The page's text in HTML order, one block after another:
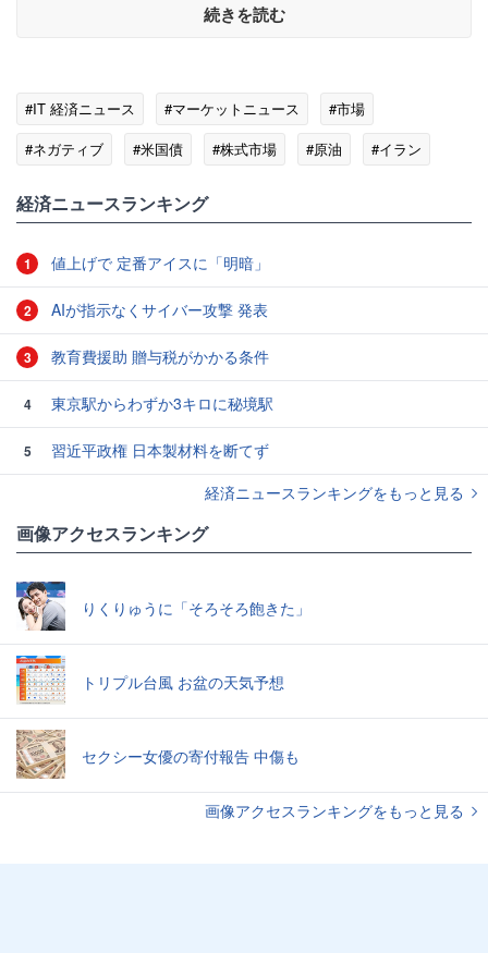
続きを読む
#IT 経済ニュース #マーケットニュース
#市場
#ネガティブ
#米国債 #株式市場 #原油
#イラン
経済ニュースランキング
1 値上げで 定番アイスに「明暗」
2 AIが指示なくサイバー攻撃 発表
3 教育費援助 贈与税がかかる条件
4 東京駅からわずか3キロに秘境駅
5
習近平政権 日本製材料を断てず
経済ニュースランキングをもっと見る
画像アクセスランキング
りくりゅうに「そろそろ飽きた」
トリプル台風 お盆の天気予想
セクシー女優の寄付報告 中傷も
画像アクセスランキングをもっと見る